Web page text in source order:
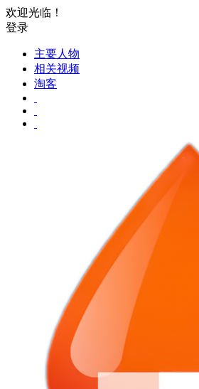
欢迎光临！
登录
主要人物
相关视频
淘客